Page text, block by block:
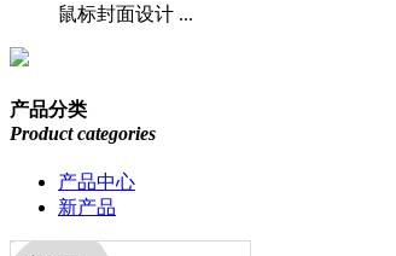
鼠标封面设计 ...
产品分类
Product categories
产品中心
新产品